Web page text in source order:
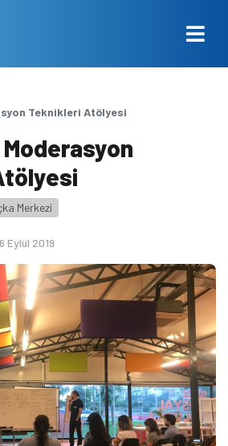
Teknikleri Atölyesi
Moderasyon
Merkezi
Eylül 2019